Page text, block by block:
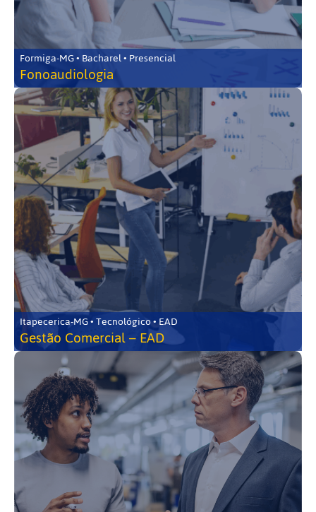
Formiga-MG • Bacharel • Presencial
Fonoaudiologia
Itapecerica-MG • Tecnológico • EAD
Gestão Comercial – EAD